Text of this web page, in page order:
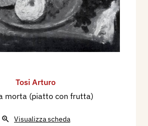
Tosi Arturo
morta (piatto con frutta)
Visualizza scheda